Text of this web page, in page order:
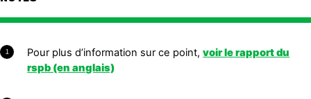
1 Pour plus d’information sur ce point,voir le rapport du
rspb (en anglais)